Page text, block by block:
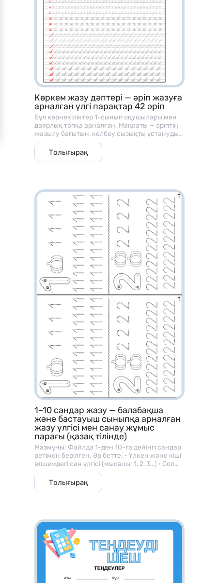
– Үй тапсырмасы ретінде
– Ойын форматында оқытуға
Көркем жазу дәптері — әріп жазуға
арналған үлгі парақтар 42 әріп
Бұл көрнекіліктер 1-сынып оқушылары мен
даярлық топқа арналған. Мақсаты — әріптің
жазылу бағытын, көлбеу сызықты ұстануды
және әріп байланысын үйрету
Толығырақ
1–10 сандар жазу — балабақша
және бастауыш сыныпқа арналған
жазу үлгісі мен санау жұмыс
парағы (қазақ тілінде)
Мазмұны: Файлда 1-ден 10-ға дейінгі сандар
ретімен берілген. Әр бетте: • Үлкен және кіші
өлшемдегі сан үлгісі (мысалы: 1, 2, 3…) • Сол
санға сәйкес зат суреттері (алма, шар, гүл
және т.б.) • Балаларға арналған жазу
сызықтары, яғни сызық бойымен сандарды
үйрету; • Сан мен мөлшер ұғымын
байланыстыру; • Санау және көру арқылы
есте сақтау қабілетін жетілдіру.
Толығырақ